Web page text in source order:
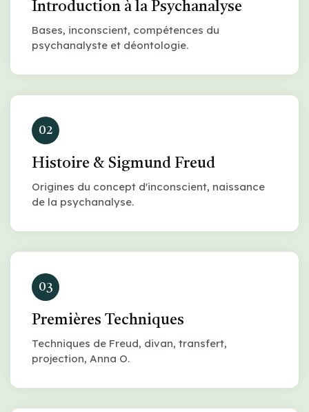
Introduction à la Psychanalyse
Bases, inconscient, compétences du
psychanalyste et déontologie.
02
Histoire & Sigmund Freud
Origines du concept d'inconscient, naissance
de la psychanalyse.
03
Premières Techniques
Techniques de Freud, divan, transfert,
projection, Anna O.